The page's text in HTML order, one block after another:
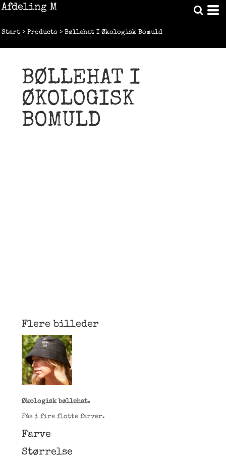
Afdeling M
Start > Products > Bøllehat I Økologisk Bomuld
BØLLEHAT I
ØKOLOGISK
BOMULD
Flere billeder
Økologisk bøllehat.
Fås i fire flotte farver.
Farve
Størrelse